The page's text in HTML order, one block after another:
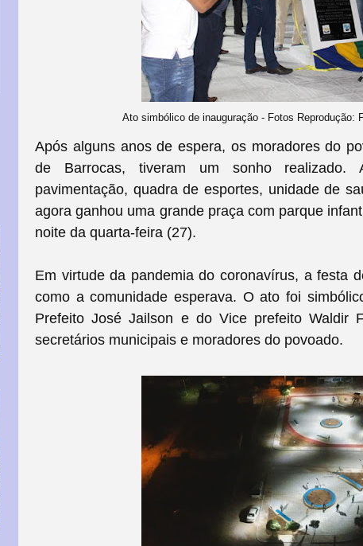
Ato simbólico de inauguração - Fotos Reprodução:
Após alguns anos de espera, os moradores do
de Barrocas, tiveram um sonho
pavimentação, quadra de esportes, unidade de
agora ganhou uma grande praça com parque
noite da quarta-feira (27).
Em virtude da pandemia do coronavírus, a festa
como a comunidade esperava. O ato foi
Prefeito José Jailson e do Vice prefeito Waldir
secretários municipais e moradores do povoado.